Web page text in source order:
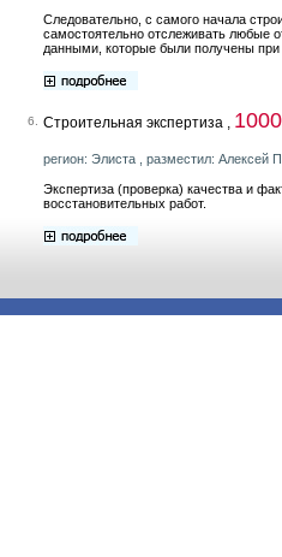
Следовательно, с самого начала
самостоятельно отслеживать любые
данными, которые были получены при
6. Строительная экспертиза ,
регион: Элиста , разместил: Алексей
Экспертиза (проверка) качества и
восстановительных работ.